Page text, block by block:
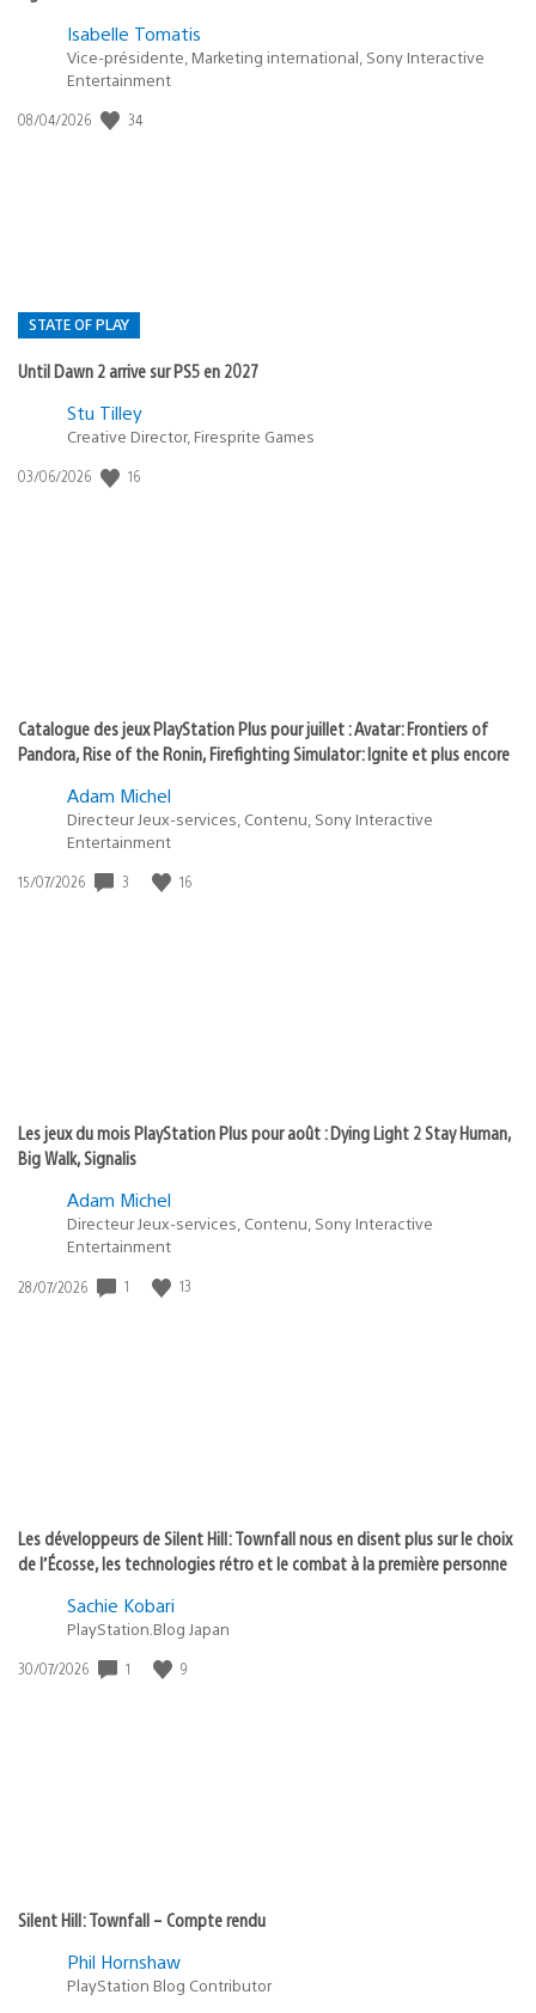
Isabelle Tomatis
Vice-présidente, Marketing international, Sony Interactive
Entertainment
Date
08/04/2026 34
STATE OF PLAY
Until Dawn 2 arrive sur PS5 en 2027
Postée
:
Stu Tilley
Creative Director, Firesprite Games
Date
03/06/2026 16
Catalogue des jeux PlayStation Plus pour juillet : Avatar: Frontiers of
Pandora, Rise of the Ronin, Firefighting Simulator: Ignite et plus encore
Adam Michel
Directeur Jeux-services, Contenu, Sony Interactive
Entertainment
Date
15/07/2026 3 16
Les jeux du mois PlayStation Plus pour août : Dying Light 2 Stay Human,
Big Walk, Signalis
Adam Michel
Directeur Jeux-services, Contenu, Sony Interactive
Entertainment
Date
28/07/2026 1 13
Les développeurs de Silent Hill: Townfall nous en disent plus sur le choix
de l’Écosse, les technologies rétro et le combat à la première personne
Sachie Kobari
PlayStation.Blog Japan
Date
30/07/2026 1 9
Silent Hill: Townfall – Compte rendu
Phil Hornshaw
PlayStation Blog Contributor